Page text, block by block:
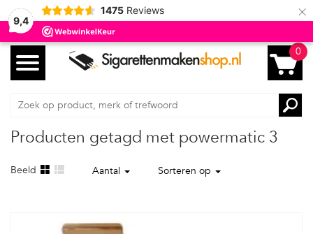
9,4
1475 Reviews ×
0
Producten getagd met powermatic 3
Beeld Aantal Sorteren op